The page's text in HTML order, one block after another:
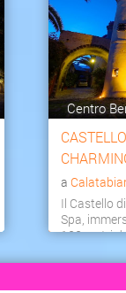
Centro
a
Il Castello
Spa,
100 metri